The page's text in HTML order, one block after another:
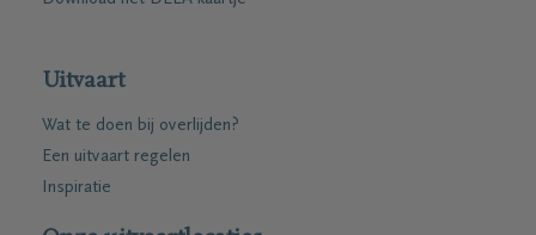
Uitvaart
Wat te doen bij overlijden?
Een uitvaart regelen
Inspiratie